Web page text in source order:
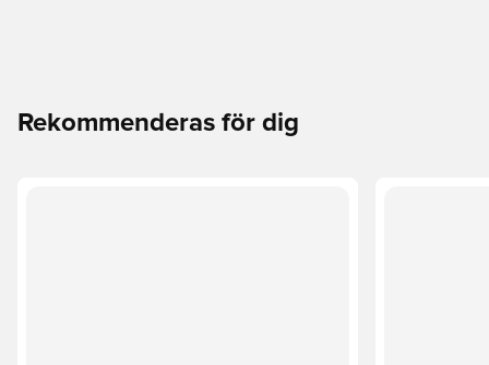
Rekommenderas för dig